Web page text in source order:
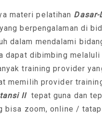
materi pelatihan
berpengalaman di
dalam mendalami
dapat dibimbing melaluli
training provider
memilih provider
IItepat guna dan
bisa zoom, online /